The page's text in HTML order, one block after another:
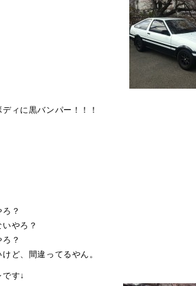
ィに黒バンパー！！！
？
やろ？
？
ど、間違ってるやん。
です↓